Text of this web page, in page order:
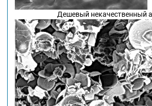
Дешевый некачественный